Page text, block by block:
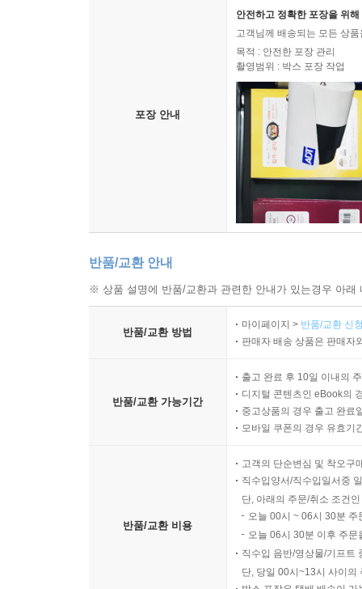
포장 안내
안전하고 정확한 포장을 위
고객님께 배송되는 모든 상
목적 : 안전한 포장 관리
촬영범위 : 박스 포장 작업
반품/교환 안내
※ 상품 설명에 반품/교환과 관련한 안내가 있는경우 아
반품/교환 방법
마이페이지 > 반품/교환 신
판매자 배송 상품은 판매자
반품/교환 가능기간
출고 완료 후 10일 이내의
디지털 콘텐츠인 eBook의
중고상품의 경우 출고 완료
모바일 쿠폰의 경우 유효기
반품/교환 비용
고객의 단순변심 및 착오구
직수입양서/직수입일서중
단, 아래의 주문/취소 조건
오늘 00시 ~ 06시 30분
오늘 06시 30분 이후 주
직수입 음반/영상물/기프트
단, 당일 00시~13시 사이의